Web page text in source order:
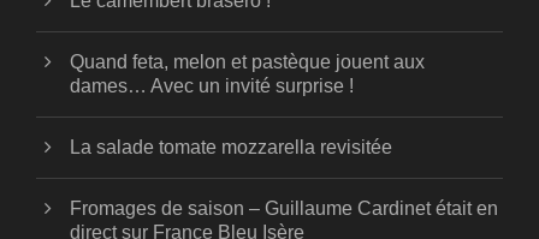
Quand feta, melon et pastèque jouent aux
dames… Avec un invité surprise !
La salade tomate mozzarella revisitée
Fromages de saison – Guillaume Cardinet était en
direct sur France Bleu Isère